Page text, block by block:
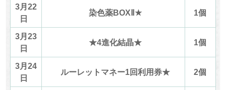
3月22
日
染色薬BOXⅡ★ 1個
3月23
日
★4進化結晶★ 1個
3月24
日
ルーレットマネー1回利用券★ 2個